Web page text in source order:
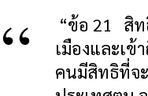
“ข้อ 21 สิท
เมืองและเข้
คนมีสิทธิที่จ